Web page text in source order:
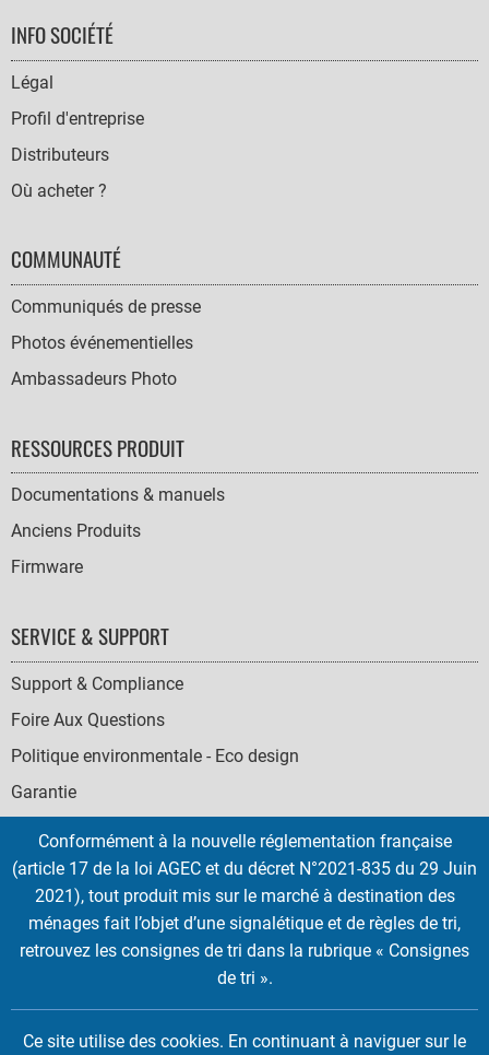
FOOTER
NAVIGATION
INFO SOCIÉTÉ
Légal
Profil d'entreprise
Distributeurs
Où acheter ?
COMMUNAUTÉ
Communiqués de presse
Photos événementielles
Ambassadeurs Photo
RESSOURCES PRODUIT
Documentations & manuels
Anciens Produits
Firmware
SERVICE & SUPPORT
Support & Compliance
Foire Aux Questions
Politique environmentale - Eco design
Garantie
SOCIAL
ICONS
Deutsch Italian
Copyright © 2026 EMTEC, All rights reserved.
Conformément à la nouvelle réglementation française
(article 17 de la loi AGEC et du décret N°2021-835 du 29 Juin
2021), tout produit mis sur le marché à destination des
ménages fait l’objet d’une signalétique et de règles de tri,
retrouvez les consignes de tri dans la rubrique « Consignes
de tri ».
Ce site utilise des cookies. En continuant à naviguer sur le